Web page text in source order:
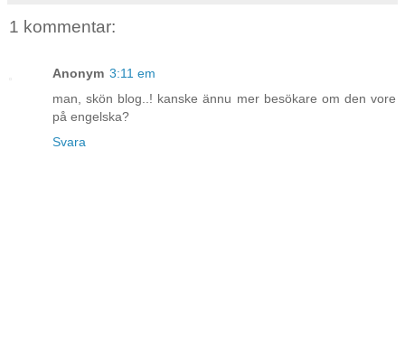
1 kommentar:
Anonym 3:11 em
man, skön blog..! kanske ännu mer besökare om den vore
på engelska?
Svara